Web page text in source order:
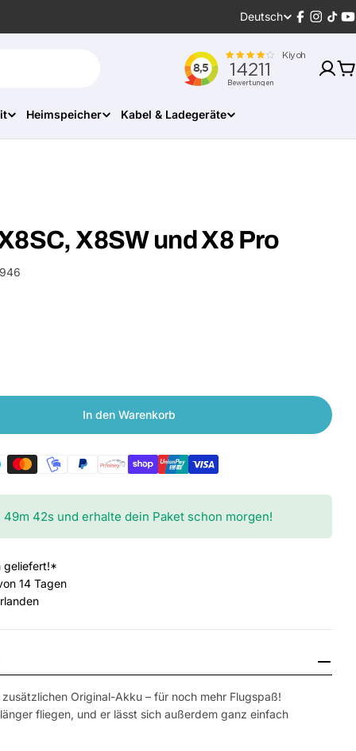
Sprache
Deutsch
Facebook
Heimspeicher Kabel & Ladegeräte
Medium 2 im
X8SW und X8 Pro
für Syma X8SC, X8SW und X8 Pro
für Akku für Syma X8SC, X8SW und X8 Pro
In den Warenkorb
49m 41sund erhalte dein Paket schon morgen!
geliefert!*
14 Tagen
Original-Akku – für noch mehr Flugspaß!
fliegen, und er lässt sich außerdem ganz einfach